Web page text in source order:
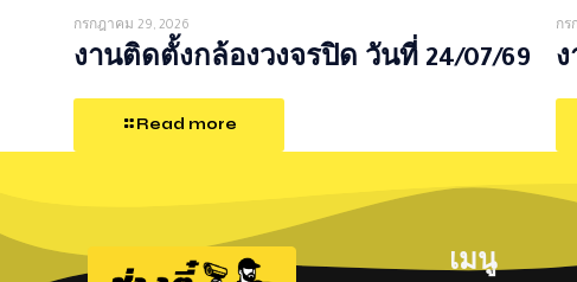
กรกฎาคม 29, 2026
งานติดตั้งกล้องวงจรปิด วันที่ 24/07/69
Read more
กร
เมนู